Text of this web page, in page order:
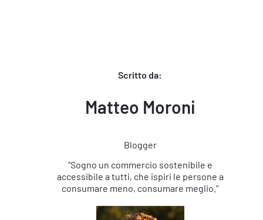
Scritto da:
Matteo Moroni
Blogger
"Sogno un commercio sostenibile e
accessibile a tutti, che ispiri le persone a
consumare meno, consumare meglio."